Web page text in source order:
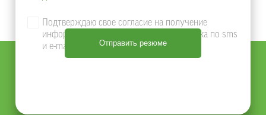
Подтверждаю свое согласие на получение
информации о продуктах и услугах Банка по sms
и e-mail